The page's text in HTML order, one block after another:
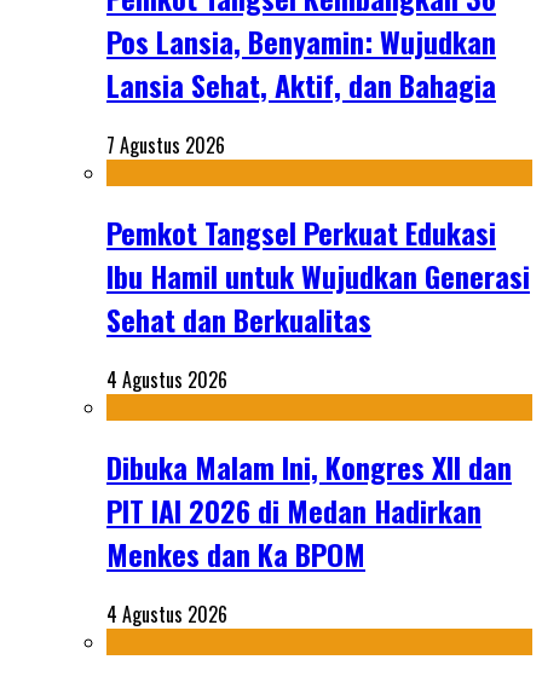
Pos Lansia, Benyamin: Wujudkan
Lansia Sehat, Aktif, dan Bahagia
7 Agustus 2026
Pemkot Tangsel Perkuat Edukasi
Ibu Hamil untuk Wujudkan Generasi
Sehat dan Berkualitas
4 Agustus 2026
Dibuka Malam Ini, Kongres XII dan
PIT IAI 2026 di Medan Hadirkan
Menkes dan Ka BPOM
4 Agustus 2026